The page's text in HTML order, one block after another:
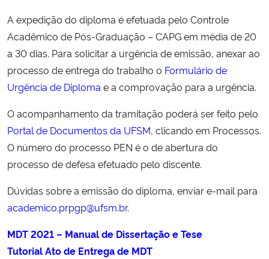
A expedição do diploma é efetuada pelo Controle
Acadêmico de Pós-Graduação – CAPG em média de 20
a 30 dias. Para solicitar a urgência de emissão, anexar ao
processo de entrega do trabalho o Formulário de
Urgência de Diploma e a comprovação para a urgência.
O acompanhamento da tramitação poderá ser feito pelo
Portal de Documentos da UFSM, clicando em Processos.
O número do processo PEN é o de abertura do
processo de defesa efetuado pelo discente.
Dúvidas sobre a emissão do diploma, enviar e-mail para
academico.prpgp@ufsm.br.
MDT 2021 – Manual de Dissertação e Tese
Tutorial Ato de Entrega de MDT